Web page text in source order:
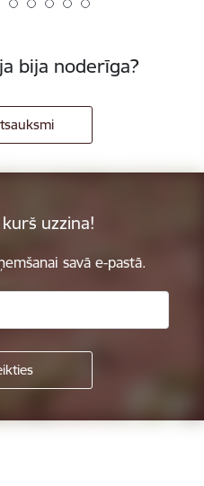
bija noderīga?
uzzina!
savā e-pastā.